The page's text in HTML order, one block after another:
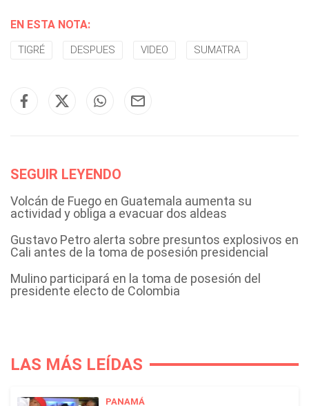
EN ESTA NOTA:
TIGRÉ DESPUES VIDEO SUMATRA
SEGUIR LEYENDO
Volcán de Fuego en Guatemala aumenta su
actividad y obliga a evacuar dos aldeas
Gustavo Petro alerta sobre presuntos explosivos en
Cali antes de la toma de posesión presidencial
Mulino participará en la toma de posesión del
presidente electo de Colombia
LAS MÁS LEÍDAS
PANAMÁ